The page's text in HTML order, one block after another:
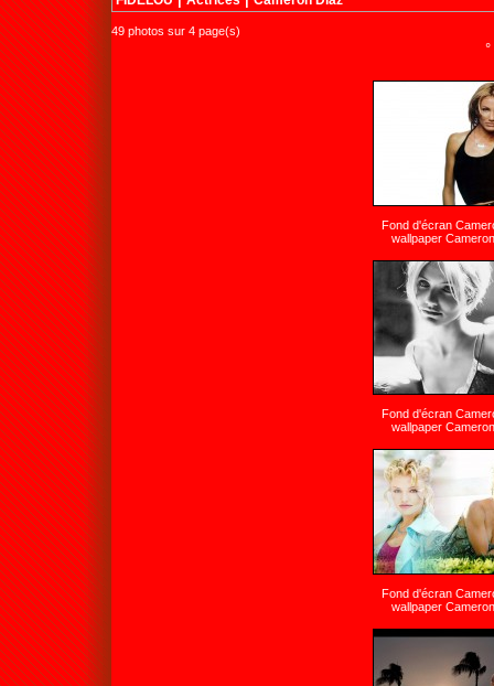
49 photos sur 4 page(s)
Fond d'écran
wallpaper
Fond d'écran
wallpaper
Fond d'écran
wallpaper